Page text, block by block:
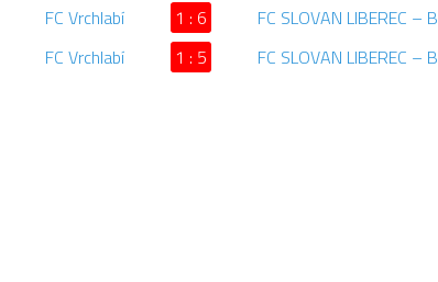
FC Vrchlabí 1 : 6 FC SLOVAN LIBEREC – B
FC Vrchlabí 1 : 5 FC SLOVAN LIBEREC – B